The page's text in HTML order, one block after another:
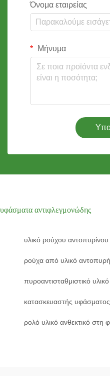
Όνομα εταιρείας
Μήνυμα
υφάσματα αντιφλεγμονώδης
υλικό ρούχου αντοπυρίνου
ρούχα από υλικό
πυροαντισταθμιστικό
κατασκευαστής υφάσματος
ρολό υλικό ανθεκτικό στη